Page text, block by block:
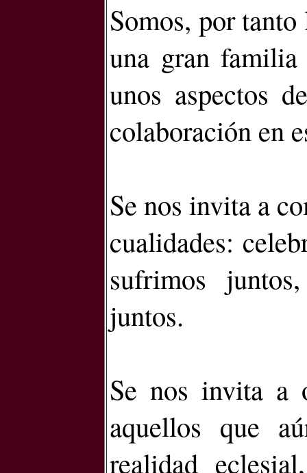
Somos, por tanto
una gran
unos aspectos
colaboración en
Se nos invita a
cualidades:
sufrimos
juntos.
Se nos invita a
aquellos que
realidad